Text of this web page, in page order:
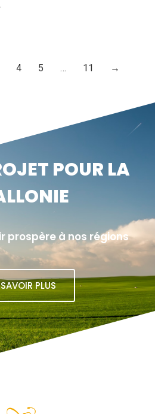
4 5 … 11 →
POUR LA
prospère à nos régions
PLUS